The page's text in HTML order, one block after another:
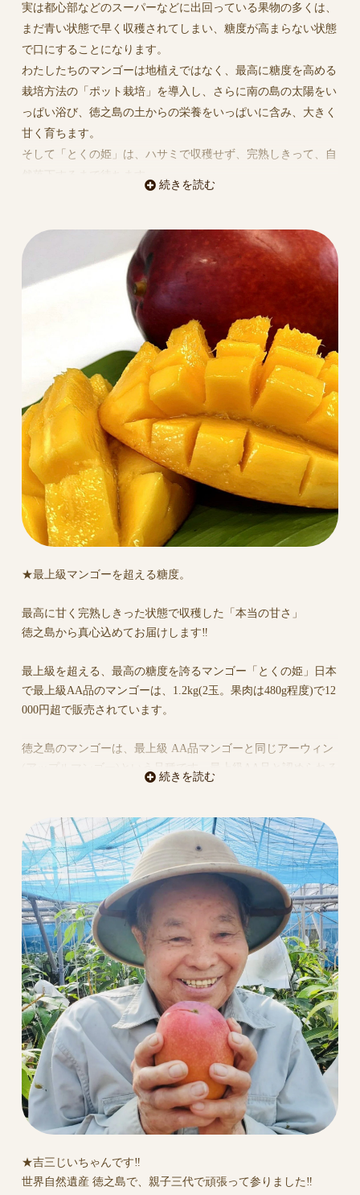
実は都心部などのスーパーなどに出回っている果物の多くは、
まだ青い状態で早く収穫されてしまい、糖度が高まらない状態
で口にすることになります。
わたしたちのマンゴーは地植えではなく、最高に糖度を高める
栽培方法の「ポット栽培」を導入し、さらに南の島の太陽をい
っぱい浴び、徳之島の土からの栄養をいっぱいに含み、大きく
甘く育ちます。
そして「とくの姫」は、ハサミで収穫せず、完熟しきって、自
続きを読む
★最上級マンゴーを超える糖度。
最高に甘く完熟しきった状態で収穫した「本当の甘さ」
徳之島から真心込めてお届けします‼︎
最上級を超える、最高の糖度を誇るマンゴー「とくの姫」日本
で最上級AA品のマンゴーは、1.2kg(2玉。果肉は480g程度)で12
000円超で販売されています。
徳之島のマンゴーは、最上級 AA品マンゴーと同じアーウィン
(アップルマンゴー)という品種です。最上級AA品と認められる
続きを読む
★吉三じいちゃんです‼︎
世界自然遺産 徳之島で、親子三代で頑張って参りました‼︎